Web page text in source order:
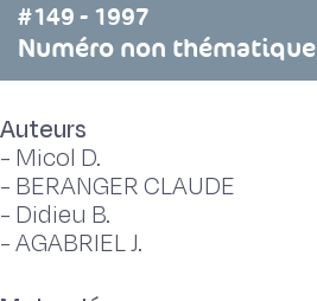
#149 - 1997
Numéro non thématique
Auteurs
- Micol D.
- BERANGER CLAUDE
- Didieu B.
-AGABRIEL J.